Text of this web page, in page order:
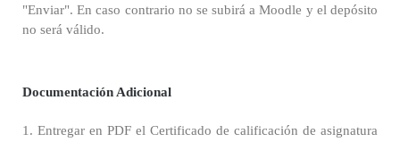
"Enviar". En caso contrario no se subirá a Moodle y el depósito
no será válido.
Documentación Adicional
1. Entregar en PDF el Certificado de calificación de asignatura